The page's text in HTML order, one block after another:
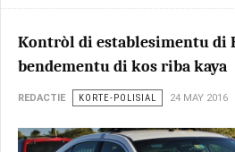
Kontròl di establesimentu di
bendementu di kos riba kaya
REDACTIE KORTE-POLISIAL 24 MAY 2016